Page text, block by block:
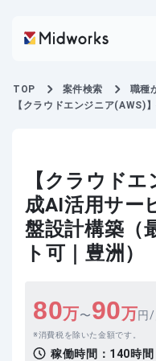
TOP 案件検索 職種
【クラウドエンジニア(AWS)
【クラウド
成AI活用サー
盤設計構築（
ト可｜豊洲）
80万〜90万円/
消費税を除いた金額です。
稼働時間： 140時